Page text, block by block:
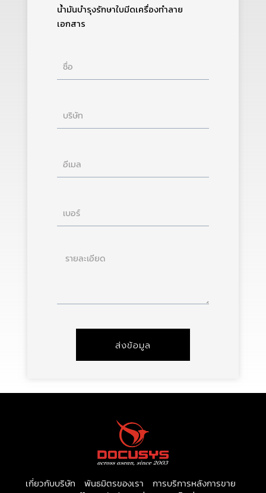
น้ำมันบำรุงรักษาใบมีดเครื่องทำลาย
เอกสาร
ชื่อ
บริษัท
อีเมล
เบอร์
ราย
ส่งข้อมูล
เกี่ยวกับบริษัท พันธมิตรของเรา
การบริการหลังการขาย